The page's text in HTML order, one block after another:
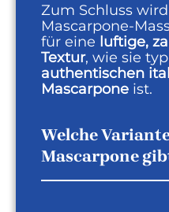
Zum Schluss
für eine luftige,
Textur, wie sie
authentischen
Mascarpone ist.
Welche
Mascarpone